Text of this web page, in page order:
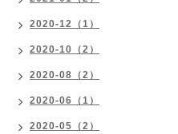
2020-12（1）
2020-10（2）
2020-08（2）
2020-06（1）
2020-05（2）